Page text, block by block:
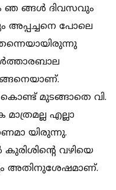
ഞ ങ്ങള്‍ ദിവസവും
അപ്പച്ചനെ പോലെ
മുടങ്ങാതെ വി.
എല്ലാ
യിരുന്നു.
വഴിയെ
അതിനുശേഷമാണ്.